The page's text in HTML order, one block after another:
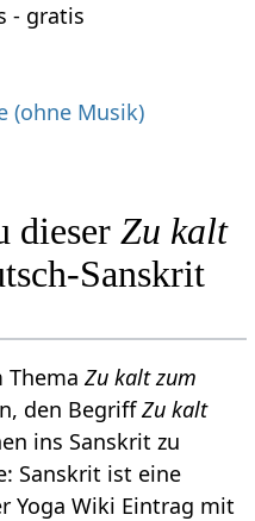
- gratis
(ohne Musik)
dieserZu kalt
Sanskrit
ThemaZu kalt zum
den BegriffZu kalt
ins Sanskrit zu
Sanskrit ist eine
Yoga Wiki Eintrag mit